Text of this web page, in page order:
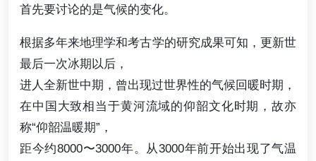
首先要讨论的是气候的变化。
根据多年来地理学和考古学的研究成果可知，更新世
最后一次冰期以后，
进人全新世中期，曾出现过世界性的气候回暖时期，
在中国大致相当于黄河流域的仰韶文化时期，故亦
称“仰韶温暖期”，
距今约8000〜3000年。从3000年前开始出现了气温